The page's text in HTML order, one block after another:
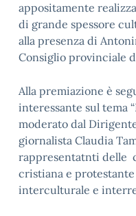
appositamente
di grande spessore
alla presenza di
Consiglio provinciale
Alla premiazione è
interessante sul tema
moderato dal
giornalista Claudia
rappresentatnti delle
cristiana e
interculturale e